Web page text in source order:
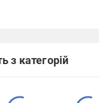
з категорій